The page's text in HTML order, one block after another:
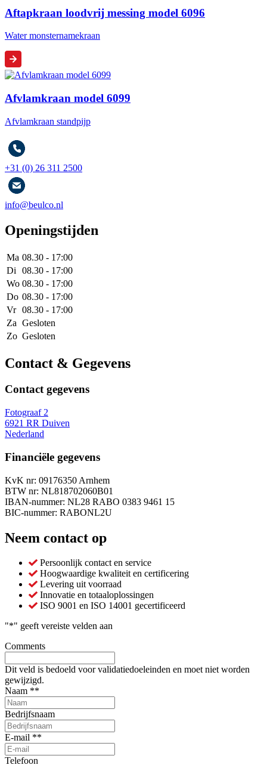
Aftapkraan loodvrij messing model 6096
Water monsternamekraan
Afvlamkraan model 6099
Afvlamkraan standpijp
+31 (0) 26 311 2500
info@beulco.nl
Openingstijden
Ma 08.30 - 17:00
Di
08.30 - 17:00
Wo 08.30 - 17:00
Do 08.30 - 17:00
Vr 08.30 - 17:00
Za Gesloten
Zo Gesloten
Contact & Gegevens
Contact gegevens
Fotograaf 2
6921 RR Duiven
Nederland
Financiële gegevens
KvK nr: 09176350 Arnhem
BTW nr: NL818702060B01
IBAN-nummer: NL28 RABO 0383 9461 15
BIC-nummer: RABONL2U
Neem contact op
Persoonlijk contact en service
Hoogwaardige kwaliteit en certificering
Levering uit voorraad
Innovatie en totaaloplossingen
ISO 9001 en ISO 14001 gecertificeerd
"*" geeft vereiste velden aan
Comments
Dit veld is bedoeld voor validatiedoeleinden en moet niet worden
gewijzigd.
Naam **
Bedrijfsnaam
E-mail **
Telefoon